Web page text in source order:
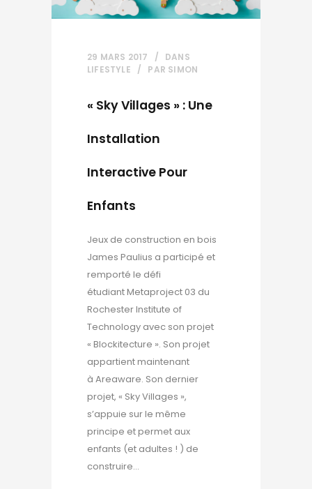
29 MARS 2017
DANS
LIFESTYLE
PAR SIMON
« Sky Villages » : Une
Installation
Interactive Pour
Enfants
Jeux de construction en bois
James Paulius a participé et
remporté le défi
étudiant Metaproject 03 du
Rochester Institute of
Technology avec son projet
« Blockitecture ». Son projet
appartient maintenant
à Areaware. Son dernier
projet, « Sky Villages »,
s’appuie sur le même
principe et permet aux
enfants (et adultes ! ) de
construire...